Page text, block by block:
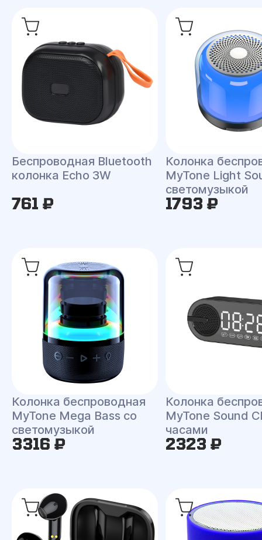
Беспроводная Bluetooth
колонка Echo 3W
761 ₽
Колонка
MyTone Light
светомузыкой
1793 ₽
Колонка беспроводная
MyTone Mega Bass со
светомузыкой
3316 ₽
Колонка
MyTone Sound
часами
2323 ₽